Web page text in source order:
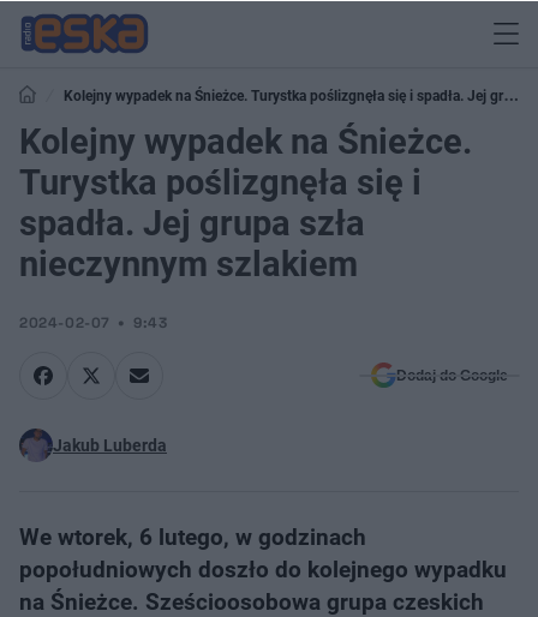
Kolejny wypadek na Śnieżce. Turystka poślizgnęła się i spadła. Jej grupa
szła nieczynnym szlakiem
Kolejny wypadek na Śnieżce.
Turystka poślizgnęła się i
spadła. Jej grupa szła
nieczynnym szlakiem
2024-02-07 9:43
Dodaj do Google
Jakub Luberda
We wtorek, 6 lutego, w godzinach
popołudniowych doszło do kolejnego wypadku
na Śnieżce. Sześcioosobowa grupa czeskich